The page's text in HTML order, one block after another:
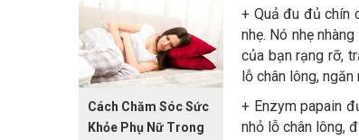
+ Quả đu đủ chín
nhẹ. Nó nhẹ
của bạn rạng rỡ,
lỗ chân lông,
+ Enzym papain
nhỏ lỗ chân lông,
đi. Ngoài ra, bạn còn
có thể gặp phải hiện
tượng phù nề, sưng
hoặc giãn tĩnh mạch…,
từ đó ảnh hưởng ảnh
hưởng đến việc đi lại.
Cách Chăm Sóc Sức
Khỏe Phụ Nữ Trong